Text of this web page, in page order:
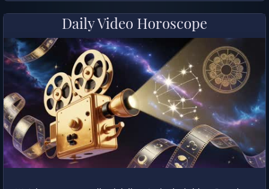
Daily Video Horoscope